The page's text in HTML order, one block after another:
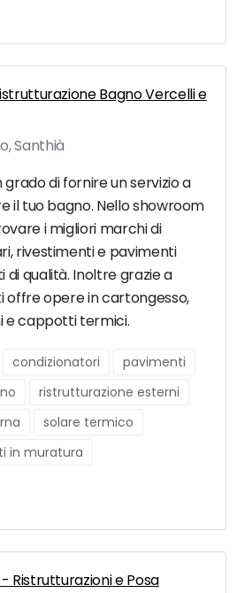
Bagno Vercelli e
Santhià
di fornire un servizio a
il tuo bagno. Nello showroom
i migliori marchi di
rivestimenti e pavimenti
qualità. Inoltre grazie a
opere in cartongesso,
e cappotti termici.
condizionatori
pavimenti
ristrutturazione esterni
solare termico
in muratura
Ristrutturazioni e Posa